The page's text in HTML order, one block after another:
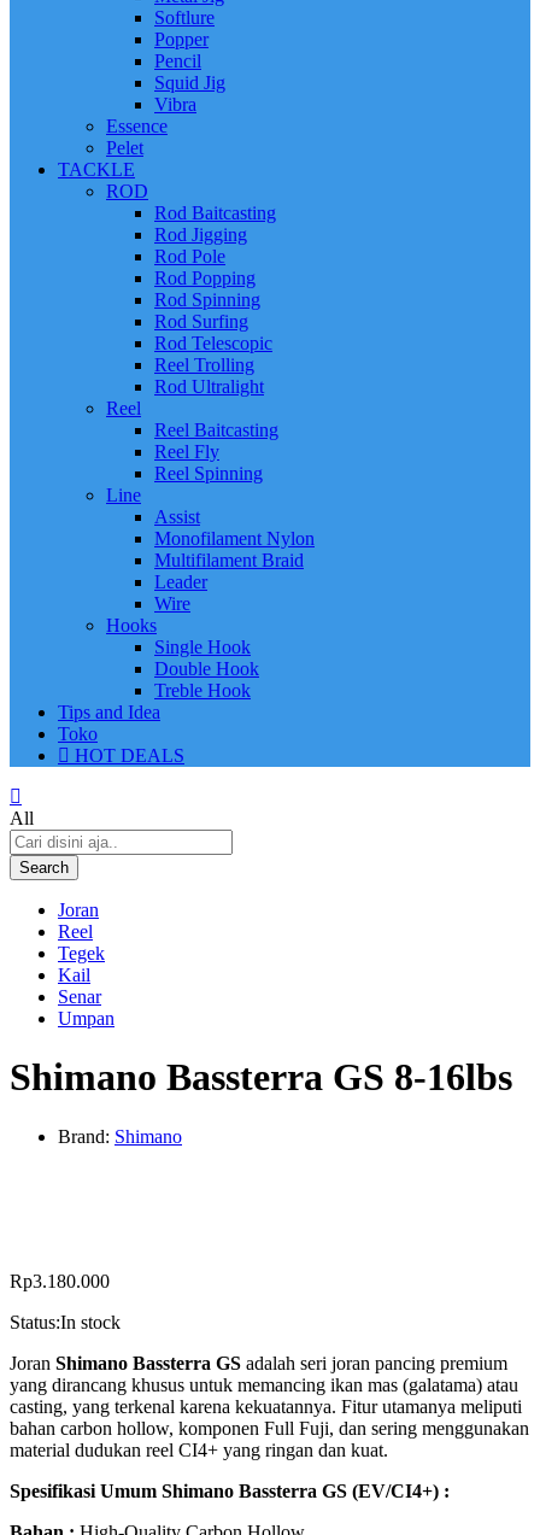
Softlure
Popper
Pencil
Squid Jig
Vibra
Essence
Pelet
TACKLE
ROD
Rod Baitcasting
Rod Jigging
Rod Pole
Rod Popping
Rod Spinning
Rod Surfing
Rod Telescopic
Reel Trolling
Rod Ultralight
Reel
Reel Baitcasting
Reel Fly
Reel Spinning
Line
Assist
Monofilament Nylon
Multifilament Braid
Leader
Wire
Hooks
Single Hook
Double Hook
Treble Hook
Tips and Idea
Toko
HOT DEALS
All
Search
Joran
Reel
Tegek
Kail
Senar
Umpan
Shimano Bassterra GS 8-16lbs
Brand: Shimano
Rp3.180.000
Status:In stock
Joran Shimano Bassterra GS adalah seri joran pancing premium
yang dirancang khusus untuk memancing ikan mas (galatama) atau
casting, yang terkenal karena kekuatannya. Fitur utamanya meliputi
bahan carbon hollow, komponen Full Fuji, dan sering menggunakan
material dudukan reel CI4+ yang ringan dan kuat.
Spesifikasi Umum Shimano Bassterra GS (EV/CI4+) :